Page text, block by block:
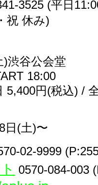
3525 (平日
祝 休み)
)渋谷公会堂
18:00
5,400円(税込) /
(土)〜
02-9999
0570-084-003